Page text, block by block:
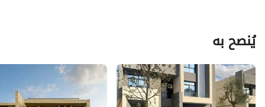
يُنصح به